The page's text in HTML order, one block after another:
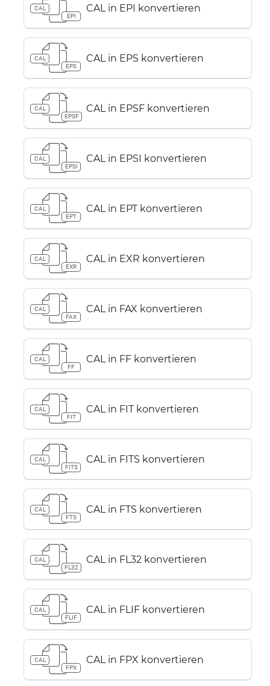
CAL
EPI
CAL in EPI konvertieren
CAL
EPS
CAL in EPS konvertieren
CAL
EPSF
CAL in EPSF konvertieren
CAL
EPSI
CAL in EPSI konvertieren
CAL
EPT
CAL in EPT konvertieren
CAL
EXR
CAL in EXR konvertieren
CAL
FAX
CAL in FAX konvertieren
CAL
FF
CAL in FF konvertieren
CAL
FIT
CAL in FIT konvertieren
CAL
FITS
CAL in FITS konvertieren
CAL
FTS
CAL in FTS konvertieren
CAL
FL32
CAL in FL32 konvertieren
CAL
FLIF
CAL in FLIF konvertieren
CAL
FPX
CAL in FPX konvertieren